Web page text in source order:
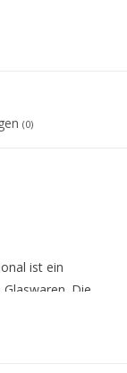
(0)
ist ein
Die